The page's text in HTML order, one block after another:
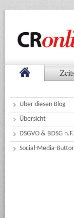
Über diesen Blog
Übersicht
DSGVO & BDSG n.F.
Social-Media-